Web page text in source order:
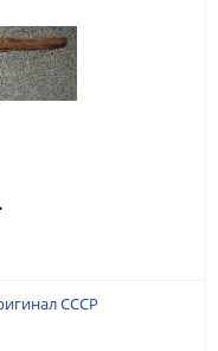
СССР